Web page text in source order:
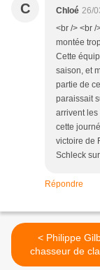
C Chloé 26/
<br /> <br /
montée
Cette
saison, et
partie de
paraissait
arrivent les
cette
victoire de
Schleck
Répondre
< Philippe Gilbert, le
chasseur de